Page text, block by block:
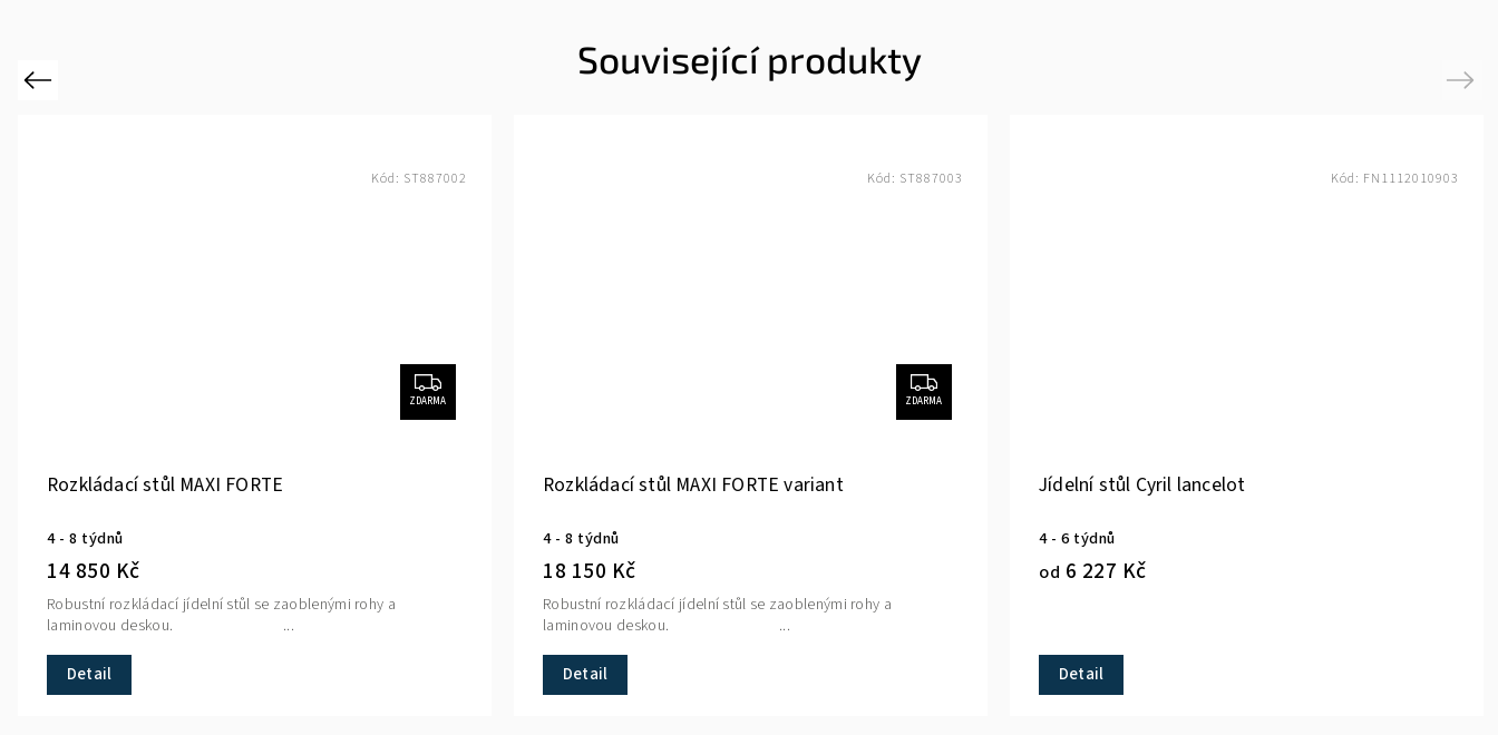
Související produkty
Previous
ZDARMA
Rozkládací stůl MAXI FORTE
4 - 8 týdnů
14 850 Kč
Detail
Robustní rozkládací jídelní stůl se zaoblenými rohy a
laminovou deskou. ...
Kód: ST887002
ZDARMA
Rozkládací stůl MAXI FORTE variant
4 - 8 týdnů
18 150 Kč
Detail
Robustní rozkládací jídelní stůl se zaoblenými rohy a
laminovou deskou. ...
Kód: ST887003
Jídelní stůl Cyril lancelot
4 - 6 týdnů
od 6 227 Kč
Detail
Kód: FN1112010903
Next